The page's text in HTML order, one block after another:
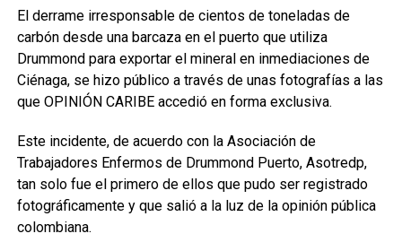
El derrame irresponsable de cientos de toneladas de
carbón desde una barcaza en el puerto que utiliza
Drummond para exportar el mineral en inmediaciones de
Ciénaga, se hizo público a través de unas fotografías a las
que OPINIÓN CARIBE accedió en forma exclusiva.
Este incidente, de acuerdo con la Asociación de
Trabajadores Enfermos de Drummond Puerto, Asotredp,
tan solo fue el primero de ellos que pudo ser registrado
fotográficamente y que salió a la luz de la opinión pública
colombiana.